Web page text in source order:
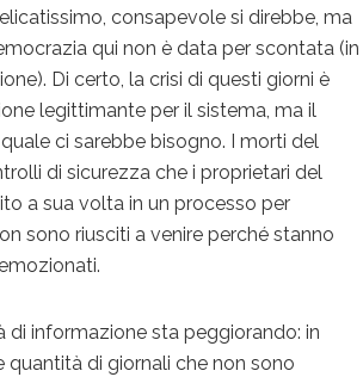
consapevole si direbbe, ma
qui non è data per scontata (in
Di certo, la crisi di questi giorni è
legittimante per il sistema, ma il
ci sarebbe bisogno. I morti del
di sicurezza che i proprietari del
a sua volta in un processo per
sono riusciti a venire perché stanno
di informazione sta peggiorando: in
quantità di giornali che non sono